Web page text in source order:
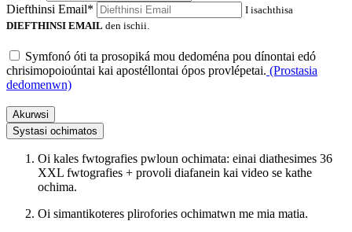
Diefthinsi Email*
I isachthisa
DIEFTHINSI EMAIL den ischii.
Symfonó óti ta prosopiká mou dedoména pou dínontai edó
chrisimopoioúntai kai apostéllontai ópos provlépetai. (Prostasia
dedomenwn)
Akurwsi
Systasi ochimatos
Oi kales fwtografies pwloun ochimata: einai diathesimes 36
XXL fwtografies + provoli diafanein kai video se kathe
ochima.
Oi simantikoteres plirofories ochimatwn me mia matia.